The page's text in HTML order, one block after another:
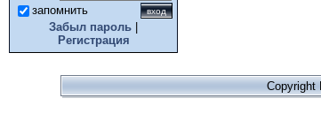
запомнить
Забыл пароль
Регистрация
Copyright